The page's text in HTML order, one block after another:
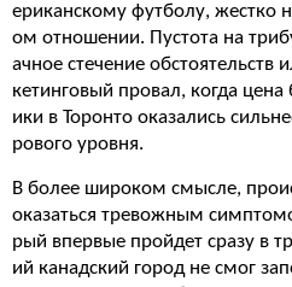
ериканскому футболу, жестко
ом отношении. Пустота на
ачное стечение обстоятельств
кетинговый провал, когда
ики в Торонто оказались
рового уровня.
В более широком смысле,
оказаться тревожным
рый впервые пройдет сразу в
ий канадский город не смог